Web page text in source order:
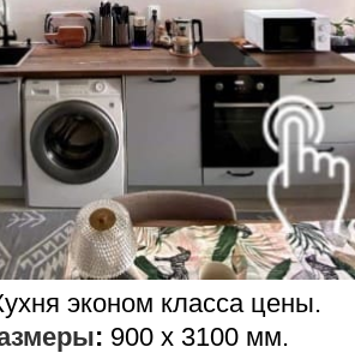
эконом класса цены.
: 900 х 3100 мм.